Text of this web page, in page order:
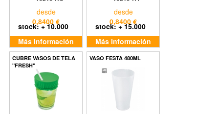
desde
0,8400 €
stock: + 10.000
Más Información
desde
0,8400 €
stock: + 15.000
Más Información
CUBRE VASOS DE TELA
"FRESH"
VASO FESTA 480ML